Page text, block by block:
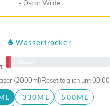
- Oscar Wilde
Wassertracker
0/8 Gläser
(2000ml)Reset täglich um 00:00
330ML
500ML